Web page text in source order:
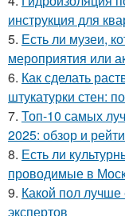
инструкция для
5. Есть ли музеи,
мероприятия или
6. Как сделать
штукатурки стен:
7. Топ-10 самых
2025: обзор и
8. Есть ли
проводимые в
9. Какой пол лучше
экспертов